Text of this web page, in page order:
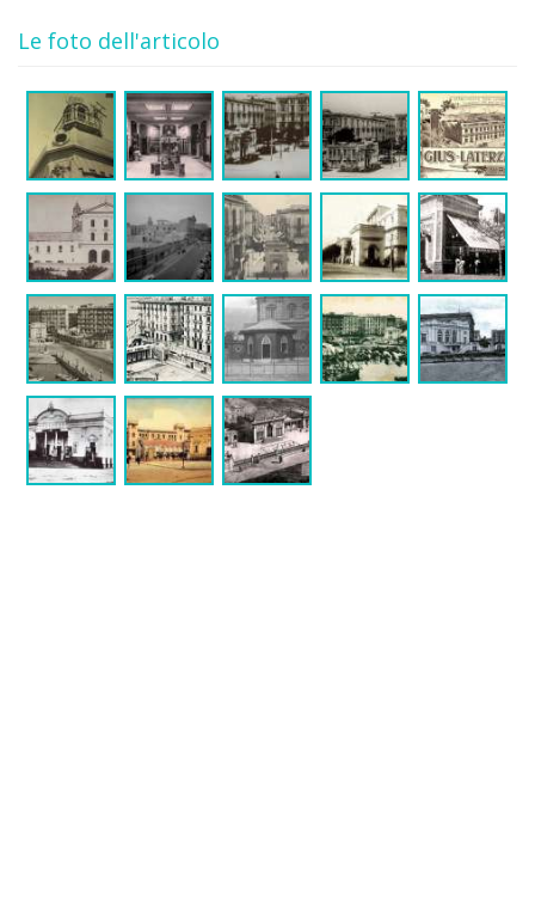
Le foto dell'articolo